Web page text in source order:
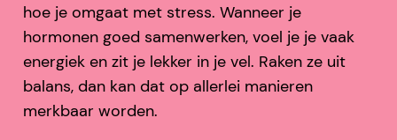
hoe je omgaat met stress. Wanneer je
hormonen goed samenwerken, voel je je vaak
energiek en zit je lekker in je vel. Raken ze uit
balans, dan kan dat op allerlei manieren
merkbaar worden.